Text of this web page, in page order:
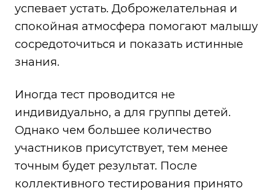
успевает устать. Доброжелательная и
спокойная атмосфера помогают малышу
сосредоточиться и показать истинные
знания.
Иногда тест проводится не
индивидуально, а для группы детей.
Однако чем большее количество
участников присутствует, тем менее
точным будет результат. После
коллективного тестирования принято